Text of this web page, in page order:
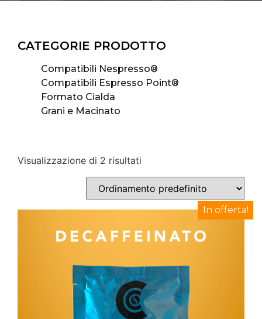
CATEGORIE PRODOTTO
Compatibili Nespresso®
Compatibili Espresso Point®
Formato Cialda
Grani e Macinato
Visualizzazione di 2 risultati
In offerta!